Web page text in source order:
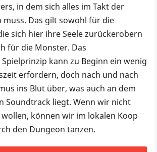
in dem sich alles im Takt der
muss. Das gilt sowohl für die
sich hier ihre Seele zurückerobern
für die Monster. Das
kann zu Beginn ein wenig
erfordern, doch nach und nach
ins Blut über, was auch an dem
Soundtrack liegt. Wenn wir nicht
können wir im lokalen Koop
den Dungeon tanzen.